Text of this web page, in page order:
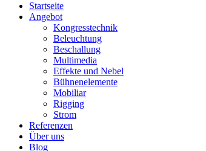
Startseite
Angebot
Kongresstechnik
Beleuchtung
Beschallung
Multimedia
Effekte und Nebel
Bühnenelemente
Mobiliar
Rigging
Strom
Referenzen
Über uns
Blog